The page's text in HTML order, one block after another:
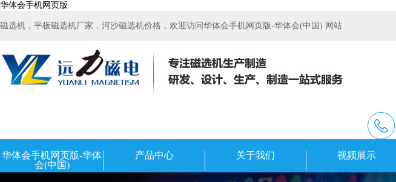
华体会手机网页版
磁选机，平板磁选机厂家，河沙磁选机价格，欢迎访问华体会手机网页版-华体会(中国) 网站
华体会手机网页版-华体
会(中国)
产品中心 关于我们 视频展示